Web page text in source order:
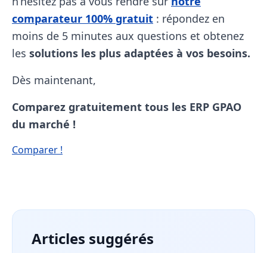
comparateur 100% gratuit : répondez en
moins de 5 minutes aux questions et obtenez
les solutions les plus adaptées à vos besoins.
Dès maintenant,
Comparez gratuitement tous les ERP GPAO
du marché !
Comparer !
Articles suggérés